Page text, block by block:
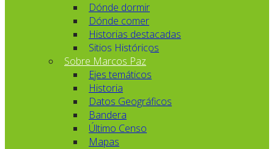
Dónde dormir
Dónde comer
Historias destacadas
Sitios Históricos
Sobre Marcos Paz
Ejes temáticos
Historia
Datos Geográficos
Bandera
Último Censo
Mapas